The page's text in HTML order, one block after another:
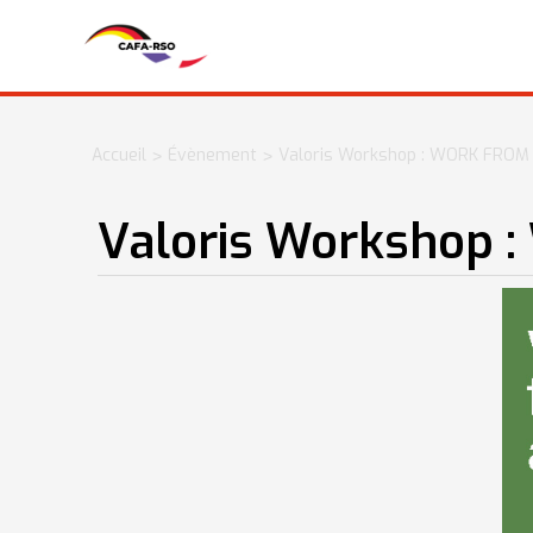
Accueil > Évènement > Valoris Workshop : WORK FROM
Valoris Workshop :